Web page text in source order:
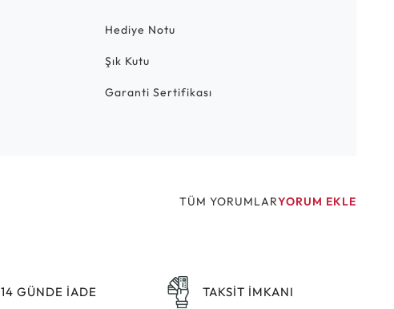
Hediye Notu
Şık Kutu
Garanti Sertifikası
TÜM YORUMLARYORUM EKLE
14 GÜNDE İADE TAKSİT İMKANI